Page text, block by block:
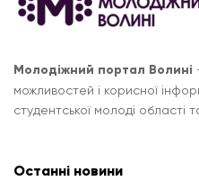
Молодіжний портал Волині
можливостей і корисної
студентської молоді області
Останні новини